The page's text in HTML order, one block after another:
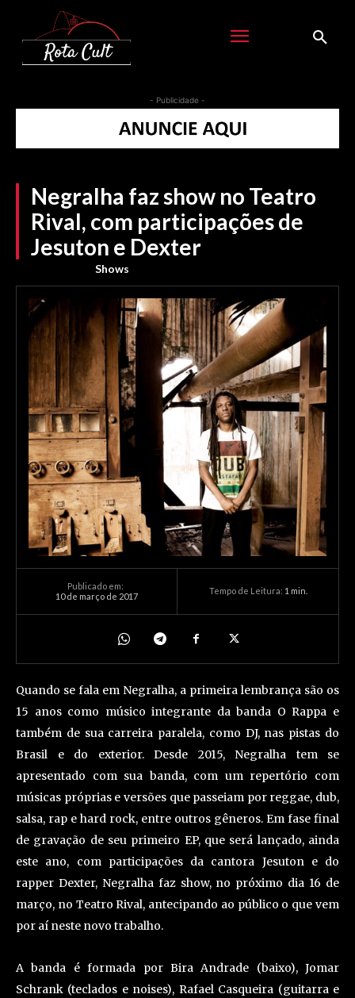
- Publicidade -
Negralha faz show no Teatro
Rival, com participações de
Jesuton e Dexter
Shows
Publicado em:
10 de março de 2017
Tempo de Leitura: 1 min.
Quando se fala em Negralha, a primeira lembrança são os
15 anos como músico integrante da banda O Rappa e
também de sua carreira paralela, como DJ, nas pistas do
Brasil e do exterior. Desde 2015, Negralha tem se
apresentado com sua banda, com um repertório com
músicas próprias e versões que passeiam por reggae, dub,
salsa, rap e hard rock, entre outros gêneros. Em fase final
de gravação de seu primeiro EP, que será lançado, ainda
este ano, com participações da cantora Jesuton e do
rapper Dexter, Negralha faz show, no próximo dia 16 de
março, no Teatro Rival, antecipando ao público o que vem
por aí neste novo trabalho.
A banda é formada por Bira Andrade (baixo), Jomar
Schrank (teclados e noises), Rafael Casqueira (guitarra e